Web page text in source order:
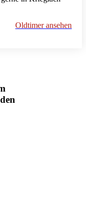
Oldtimer ansehen